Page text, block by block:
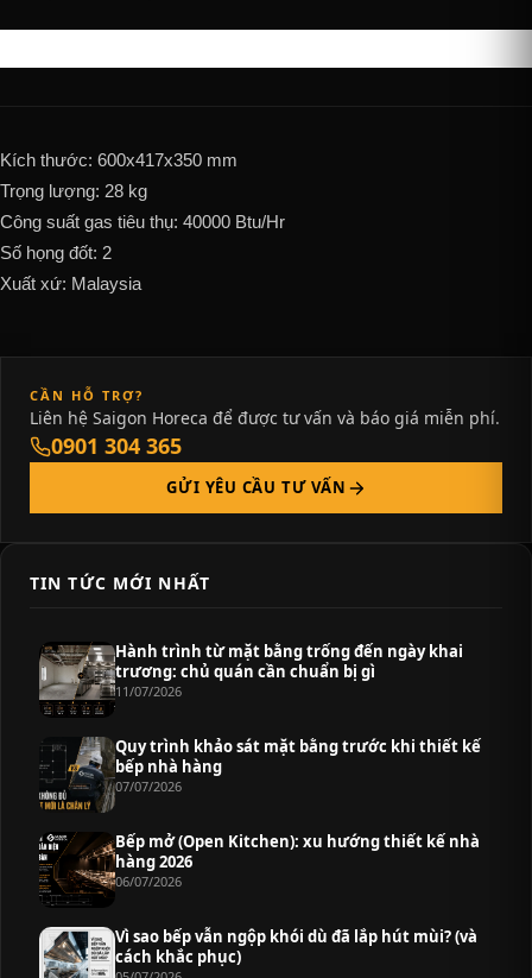
Kích thước: 600x417x350 mm
Trọng lượng: 28 kg
Công suất gas tiêu thụ: 40000 Btu/Hr
Số họng đốt: 2
Xuất xứ: Malaysia
CẦN HỖ TRỢ?
Liên hệ Saigon Horeca để được tư vấn và báo giá miễn phí.
0901 304 365
GỬI YÊU CẦU TƯ VẤN
TIN TỨC MỚI NHẤT
Hành trình từ mặt bằng trống đến ngày khai
trương: chủ quán cần chuẩn bị gì
11/07/2026
Quy trình khảo sát mặt bằng trước khi thiết kế
bếp nhà hàng
07/07/2026
Bếp mở (Open Kitchen): xu hướng thiết kế nhà
hàng 2026
06/07/2026
Vì sao bếp vẫn ngộp khói dù đã lắp hút mùi? (và
cách khắc phục)